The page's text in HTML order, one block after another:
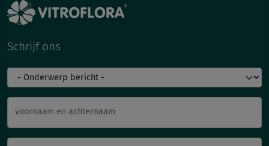
Schrijf ons
voornaam en achternaam